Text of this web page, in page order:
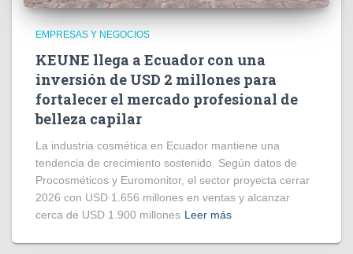
EMPRESAS Y NEGOCIOS
KEUNE llega a Ecuador con una
inversión de USD 2 millones para
fortalecer el mercado profesional de
belleza capilar
La industria cosmética en Ecuador mantiene una
tendencia de crecimiento sostenido. Según datos de
Procosméticos y Euromonitor, el sector proyecta cerrar
2026 con USD 1.656 millones en ventas y alcanzar
cerca de USD 1.900 millones Leer más